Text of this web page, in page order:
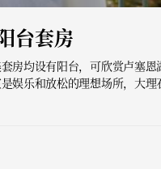
台套房
房均设有阳台，可欣赏卢塞
娱乐和放松的理想场所，大理